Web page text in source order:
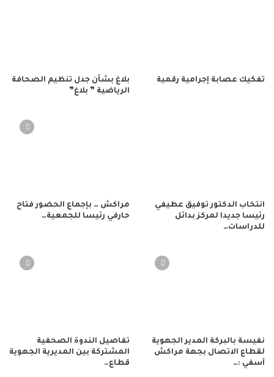
تفكيك عصابة إجرامية رقمية
بلاغ بشأن جدل تنظيم الصحافة
الرياضية ” بلاغ”
انتخاب الدكتور توفيق عطيفي
رئيسا جديدا لمركز بدائل
للدراسات…
مراكش … بإجماع الحضور فتاح
حارفي رئيسا للجمعية…
نفيسة بالبركة المدير الجهوية
لقطاع الاتصال بجهة مراكش
آسفي :…
تفاصيل الندوة الصحفية
المشتركة بين المديرية الجهوية
قطاع…